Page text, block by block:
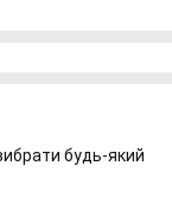
будь-який